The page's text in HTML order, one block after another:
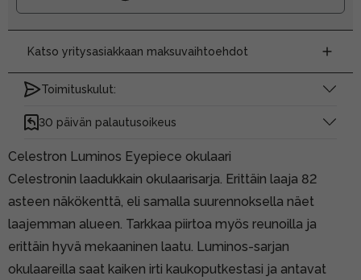
Katso yritysasiakkaan maksuvaihtoehdot
Toimituskulut:
30 päivän palautusoikeus
Celestron Luminos Eyepiece okulaari
Celestronin laadukkain okulaarisarja. Erittäin laaja 82
asteen näkökenttä, eli samalla suurennoksella näet
laajemman alueen. Tarkkaa piirtoa myös reunoilla ja
erittäin hyvä mekaaninen laatu. Luminos-sarjan
okulaareilla saat kaiken irti kaukoputkestasi ja antavat